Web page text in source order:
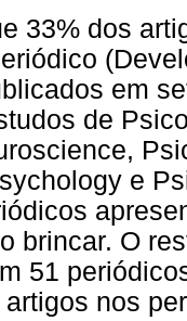
33% dos
em
de
e
brincar. O
51
nos